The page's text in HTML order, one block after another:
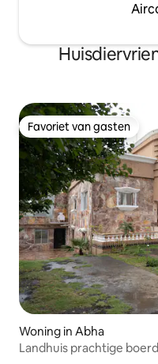
Favoriet van gasten
Favoriet van gasten
Woning in Abha
Landhuis prachtige